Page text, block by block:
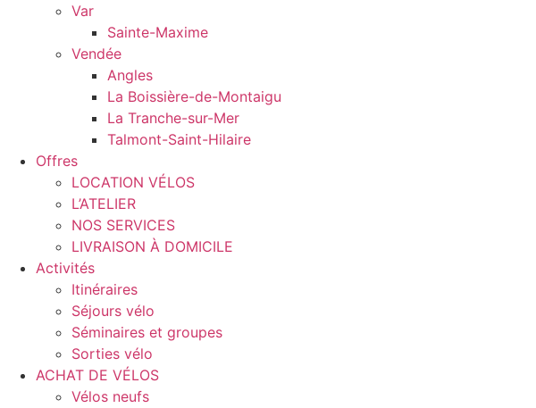
Var
Sainte-Maxime
Vendée
Angles
La Boissière-de-Montaigu
La Tranche-sur-Mer
Talmont-Saint-Hilaire
Offres
LOCATION VÉLOS
L’ATELIER
NOS SERVICES
LIVRAISON À DOMICILE
Activités
Itinéraires
Séjours vélo
Séminaires et groupes
Sorties vélo
ACHAT DE VÉLOS
Vélos neufs